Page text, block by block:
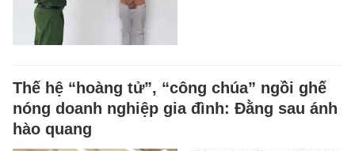
Thế hệ “hoàng tử”, “công chúa” ngồi ghế
nóng doanh nghiệp gia đình: Đằng sau ánh
hào quang